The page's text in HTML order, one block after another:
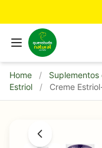
Home / Suplementos
Estriol
/ Creme